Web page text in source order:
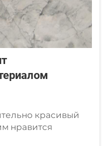
красивый
нравится